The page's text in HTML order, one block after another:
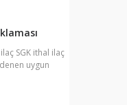
SGK ithal ilaç
uygun